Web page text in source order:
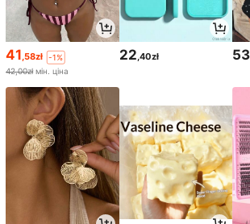
41,58zł
-1%
42,00zł мін. ціна
22,40zł 53